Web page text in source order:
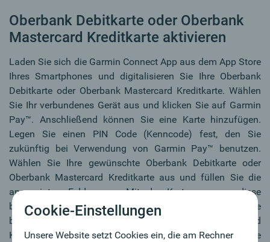
Oberbank Debitkarte oder Oberbank
Mastercard Kreditkarte aktivieren
Laden Sie sich die Garmin Connect App aus dem App Store
Ihres Smartphones und digitalisieren Sie Ihre Oberbank
Debitkarte oder Oberbank Mastercard Kreditkarte. Wählen
Sie Ihr verbundenes Gerät aus und klicken Sie auf Garmin
Pay™. Anschließend können Sie eine Karte hinzufügen.
Legen Sie einen PIN Code (Kenncode) fest, den Sie
zukünftig bei Verwendung von Garmin Pay™ benutzen.
Wählen Sie Ihre gewünschte Oberbank Debitkarte oder
Oberbank Mastercard Kreditkarte aus und füllen Sie die
angezeigten Felder aus. Mit der Kartennummer, diese
befindet sich auf der Rückseite Ihrer Oberbank Debitkarte
bzw. auf der Vorderseite Ihrer Oberbank Mastercard
Kreditkarte, dem Ablaufdatum und dem Sicherheitscode
Cookie-Einstellungen
Unsere Website setzt Cookies ein, die am Rechner